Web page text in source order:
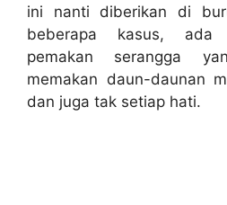
ini nanti diberikan di
beberapa kasus, ada
pemakan serangga
memakan daun-daunan
dan juga tak setiap hati.